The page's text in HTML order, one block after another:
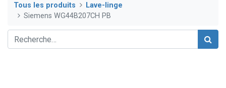
Tous les produits
Lave-linge
Siemens WG44B207CH PB